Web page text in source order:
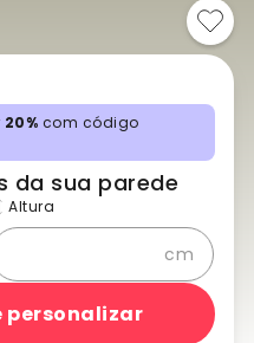
20% com código
da sua parede
Altura
cm
personalizar